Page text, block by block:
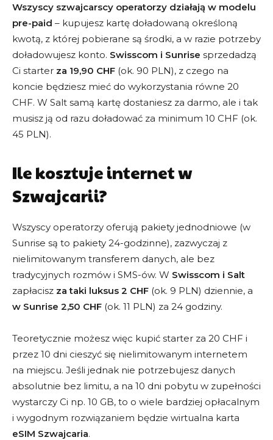
USA 10 GB
z $24 na $15
Chiny 10 GB
CHCĘ ZNIŻKĘ
UE 10 GB
z $22 na $16
CHCĘ ZNIŻKĘ
Wszyscy szwajcarscy operatorzy działają w modelu
pre-paid – kupujesz kartę doładowaną określoną
kwotą, z której pobierane są środki, a w razie potrzeby
doładowujesz konto. Swisscom i Sunrise sprzedadzą
Ci starter za 19,90 CHF (ok. 90 PLN), z czego na
koncie będziesz mieć do wykorzystania równe 20
CHF. W Salt samą kartę dostaniesz za darmo, ale i tak
musisz ją od razu doładować za minimum 10 CHF (ok.
45 PLN).
Ile kosztuje internet w
Szwajcarii?
Wszyscy operatorzy oferują pakiety jednodniowe (w
Sunrise są to pakiety 24-godzinne), zazwyczaj z
nielimitowanym transferem danych, ale bez
tradycyjnych rozmów i SMS-ów. W Swisscom i Salt
zapłacisz za taki luksus 2 CHF (ok. 9 PLN) dziennie, a
w Sunrise 2,50 CHF (ok. 11 PLN) za 24 godziny.
Teoretycznie możesz więc kupić starter za 20 CHF i
przez 10 dni cieszyć się nielimitowanym internetem
na miejscu. Jeśli jednak nie potrzebujesz danych
absolutnie bez limitu, a na 10 dni pobytu w zupełności
wystarczy Ci np. 10 GB, to o wiele bardziej opłacalnym
i wygodnym rozwiązaniem będzie wirtualna karta
eSIM Szwajcaria.